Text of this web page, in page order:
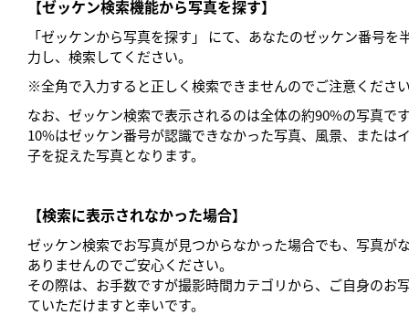
【ゼッケン検索機能から写真を探す】
「ゼッケンから写真を探す」 にて、あなたのゼッケン番号を
力し、検索してください。
※全角で入力すると正しく検索できませんのでご注意くださ
なお、ゼッケン検索で表示されるのは全体の約90%の写真で
10%はゼッケン番号が認識できなかった写真、風景、または
子を捉えた写真となります。
【検索に表示されなかった場合】
ゼッケン検索でお写真が見つからなかった場合でも、写真が
ありませんのでご安心ください。
その際は、お手数ですが撮影時間カテゴリから、ご自身のお
ていただけますと幸いです。